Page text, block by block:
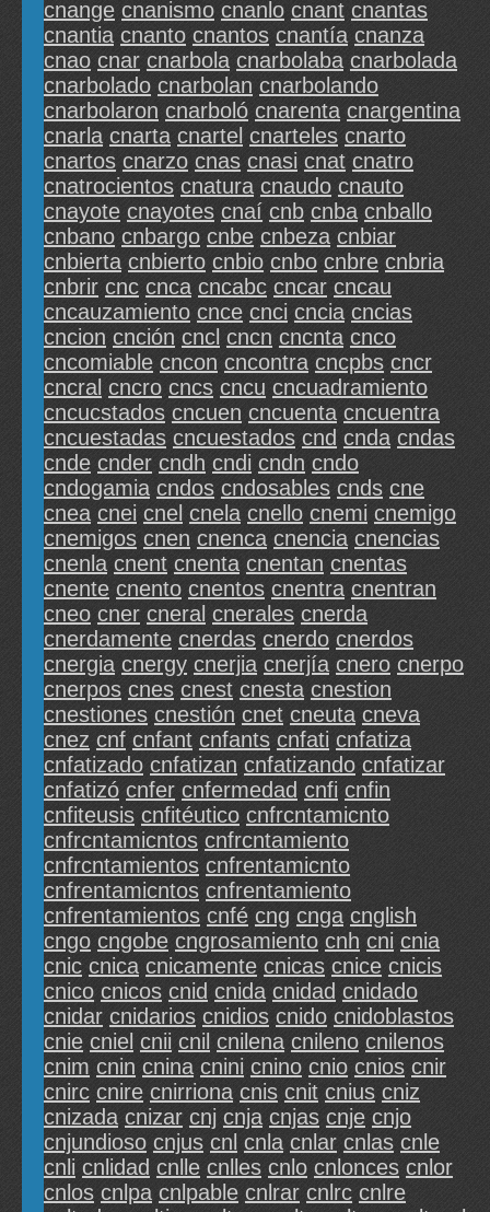
cnange cnanismo cnanlo cnant cnantas
cnantia cnanto cnantos cnantía cnanza
cnao cnar cnarbola cnarbolaba cnarbolada
cnarbolado cnarbolan cnarbolando
cnarbolaron cnarboló cnarenta cnargentina
cnarla cnarta cnartel cnarteles cnarto
cnartos cnarzo cnas cnasi cnat cnatro
cnatrocientos cnatura cnaudo cnauto
cnayote cnayotes cnaí cnb cnba cnballo
cnbano cnbargo cnbe cnbeza cnbiar
cnbierta cnbierto cnbio cnbo cnbre cnbria
cnbrir cnc cnca cncabc cncar cncau
cncauzamiento cnce cnci cncia cncias
cncion cnción cncl cncn cncnta cnco
cncomiable cncon cncontra cncpbs cncr
cncral cncro cncs cncu cncuadramiento
cncucstados cncuen cncuenta cncuentra
cncuestadas cncuestados cnd cnda cndas
cnde cnder cndh cndi cndn cndo
cndogamia cndos cndosables cnds cne
cnea cnei cnel cnela cnello cnemi cnemigo
cnemigos cnen cnenca cnencia cnencias
cnenla cnent cnenta cnentan cnentas
cnente cnento cnentos cnentra cnentran
cneo cner cneral cnerales cnerda
cnerdamente cnerdas cnerdo cnerdos
cnergia cnergy cnerjia cnerjía cnero cnerpo
cnerpos cnes cnest cnesta cnestion
cnestiones cnestión cnet cneuta cneva
cnez cnf cnfant cnfants cnfati cnfatiza
cnfatizado cnfatizan cnfatizando cnfatizar
cnfatizó cnfer cnfermedad cnfi cnfin
cnfiteusis cnfitéutico cnfrcntamicnto
cnfrcntamicntos cnfrcntamiento
cnfrcntamientos cnfrentamicnto
cnfrentamicntos cnfrentamiento
cnfrentamientos cnfé cng cnga cnglish
cngo cngobe cngrosamiento cnh cni cnia
cnic cnica cnicamente cnicas cnice cnicis
cnico cnicos cnid cnida cnidad cnidado
cnidar cnidarios cnidios cnido cnidoblastos
cnie cniel cnii cnil cnilena cnileno cnilenos
cnim cnin cnina cnini cnino cnio cnios cnir
cnirc cnire cnirriona cnis cnit cnius cniz
cnizada cnizar cnj cnja cnjas cnje cnjo
cnjundioso cnjus cnl cnla cnlar cnlas cnle
cnli cnlidad cnlle cnlles cnlo cnlonces cnlor
cnlos cnlpa cnlpable cnlrar cnlrc cnlre